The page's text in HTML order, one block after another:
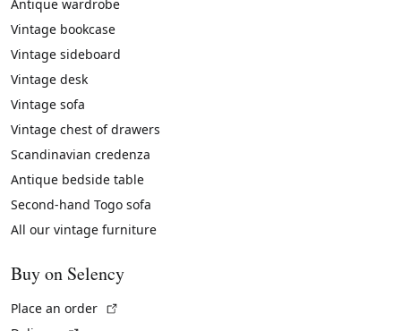
Antique wardrobe
Vintage bookcase
Vintage sideboard
Vintage desk
Vintage sofa
Vintage chest of drawers
Scandinavian credenza
Antique bedside table
Second-hand Togo sofa
All our vintage furniture
Buy on Selency
Place an order